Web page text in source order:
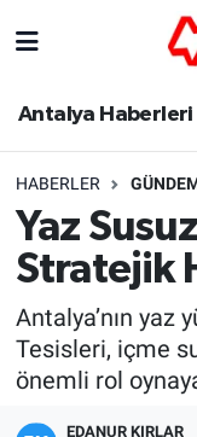
Antalya Haberleri
HABERLER
Yaz
Stratejik
Antalya’nın yaz
Tesisleri, içme
önemli rol
EDANUR KIRLAR